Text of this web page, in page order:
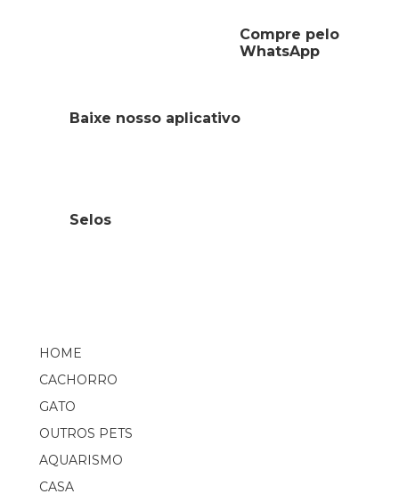
Compre pelo
WhatsApp
HOME
CACHORRO
GATO
OUTROS PETS
AQUARISMO
CASA
Baixe nosso aplicativo
Selos